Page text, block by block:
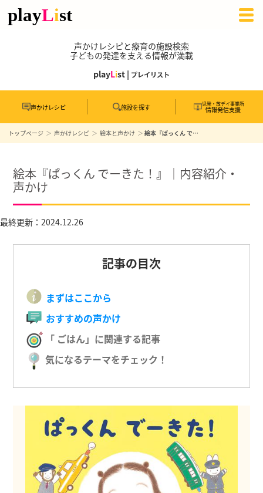
声かけレシピと療育の施設検索
子どもの発達を支える情報が満載
playList | プレイリスト
声かけレシピ 施設を探す 児発・放デイ事業所
情報発信支援
トップページ 声かけレシピ 絵本と声かけ 絵本『ぱっくん でーきた！』｜内容紹介・声かけ
絵本『ぱっくん でーきた！』｜内容紹介・
声かけ
最終更新：2024.12.26
記事の目次
まずはここから
おすすめの声かけ
「 ごはん」に関連する記事
気になるテーマをチェック！